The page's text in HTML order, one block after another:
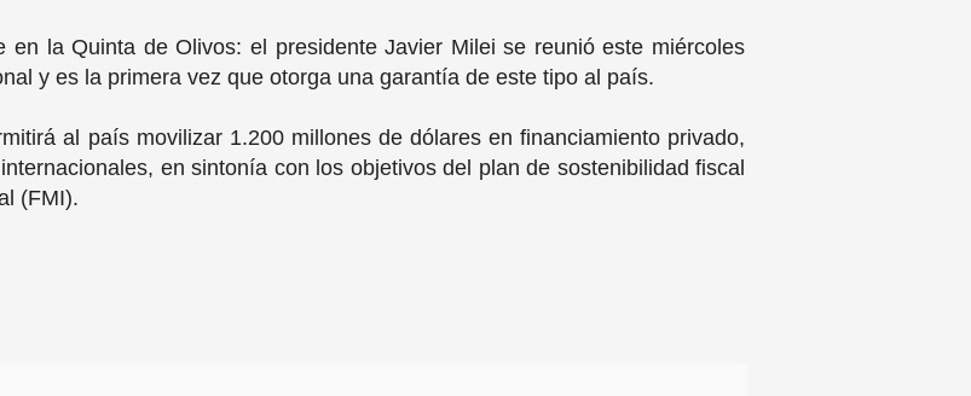
en la Quinta de Olivos: el presidente Javier Milei se reunió este miércoles
y es la primera vez que otorga una garantía de este tipo al país.
al país movilizar 1.200 millones de dólares en financiamiento privado,
en sintonía con los objetivos del plan de sostenibilidad fiscal
(FMI).